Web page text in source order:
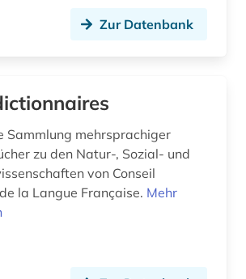
archäologie (2)
armutspolitik (1)
arzneimittelmarkt (3)
Zur Datenbank
Sammlung mehrsprachiger
zu den Natur-, Sozial- und
von Conseil
la Langue Française. Mehr